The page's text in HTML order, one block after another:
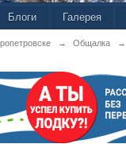
Блоги Галерея
→ Общалка →